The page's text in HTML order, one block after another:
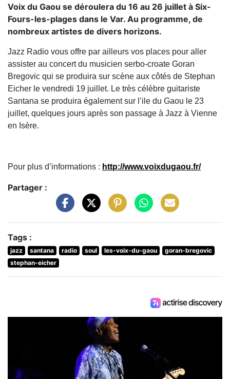
Voix du Gaou se déroulera du 16 au 26 juillet à Six-
Fours-les-plages dans le Var. Au programme, de
nombreux artistes de divers horizons.
Jazz Radio vous offre par ailleurs vos places pour aller
assister au concert du musicien serbo-croate Goran
Bregovic qui se produira sur scène aux côtés de Stephan
Eicher le vendredi 19 juillet. Le très célèbre guitariste
Santana se produira également sur l’ile du Gaou le 23
juillet, quelques jours après son passage à Jazz à Vienne
en Isère.
Pour plus d’informations : http://www.voixdugaou.fr/
Partager :
Tags :
jazz santana radio soul les-voix-du-gaou
goran-bregovic
stephan-eicher